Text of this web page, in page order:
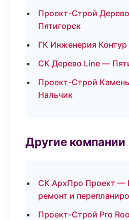
Проект-Строй
Пятигорск
ГК Инженерия
СК Дерево Line —
Проект-Строй
Нальчик
Другие компании
СК АрхПро Проект —
ремонт и
Проект-Строй Pro